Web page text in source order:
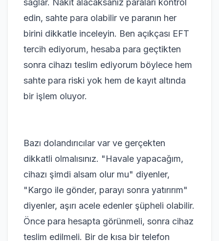
sağlar. Nakit alacaksanız paraları kontrol
edin, sahte para olabilir ve paranın her
birini dikkatle inceleyin. Ben açıkçası EFT
tercih ediyorum, hesaba para geçtikten
sonra cihazı teslim ediyorum böylece hem
sahte para riski yok hem de kayıt altında
bir işlem oluyor.
Bazı dolandırıcılar var ve gerçekten
dikkatli olmalısınız. "Havale yapacağım,
cihazı şimdi alsam olur mu" diyenler,
"Kargo ile gönder, parayı sonra yatırırım"
diyenler, aşırı acele edenler şüpheli olabilir.
Önce para hesapta görünmeli, sonra cihaz
teslim edilmeli. Bir de kısa bir telefon